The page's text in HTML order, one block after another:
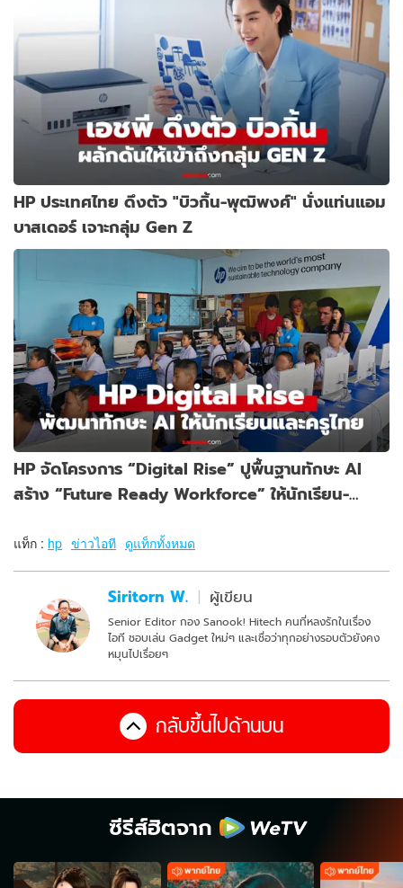
HP ประเทศไทย ดึงตัว "บิวกิ้น-พุฒิพงศ์" นั่งแท่นแอม
บาสเดอร์ เจาะกลุ่ม Gen Z
HP จัดโครงการ “Digital Rise” ปูพื้นฐานทักษะ AI
สร้าง “Future Ready Workforce” ให้นักเรียน-
แท็ก : hp ข่าวไอที ดูแท็กทั้งหมด
Siritorn W. ผู้เขียน
Senior Editor กอง Sanook! Hitech คนที่หลงรักในเรื่อง
ไอที ชอบเล่น Gadget ใหม่ๆ และเชื่อว่าทุกอย่างรอบตัวยังคง
หมุนไปเรื่อยๆ
กลับขึ้นไปด้านบน
ซีรีส์ฮิตจาก